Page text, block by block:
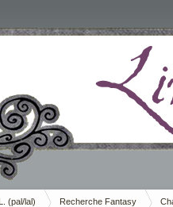
(pal/lal) Recherche Fantasy